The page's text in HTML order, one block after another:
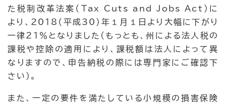
た税制改革法案（Tax Cuts and Jobs Act）に
より、2018（平成30）年１月１日より大幅に下がり
一律21％となりました(もっとも、州による法人税の
課税や控除の適用により、課税額は法人によって異
なりますので、申告納税の際には専門家にご確認下
さい）。
また、一定の要件を満たしている小規模の損害保険